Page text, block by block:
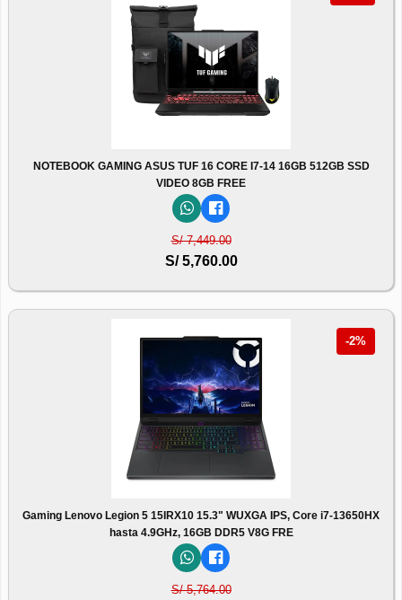
NOTEBOOK GAMING ASUS TUF 16 CORE I7-14 16GB 512GB SSD
VIDEO 8GB FREE
S/ 7,449.00
S/ 5,760.00
-2%
Gaming Lenovo Legion 5 15IRX10 15.3" WUXGA IPS, Core i7-13650HX
hasta 4.9GHz, 16GB DDR5 V8G FRE
S/ 5,764.00